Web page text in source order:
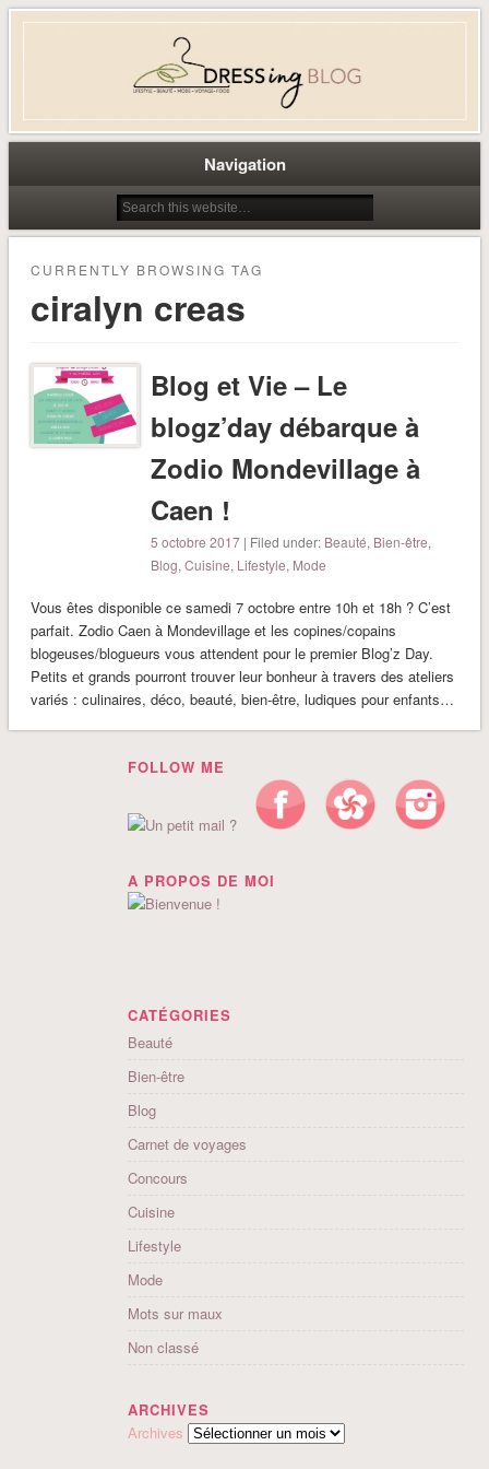
Dress-ing – Blog lifestyle beauté
mode à Caen
Navigation
CURRENTLY BROWSING TAG
ciralyn creas
Blog et Vie – Le
blogz’day débarque à
Zodio Mondevillage à
Caen !
5 octobre 2017 | Filed under: Beauté, Bien-être,
Blog,Cuisine, Lifestyle, Mode
Vous êtes disponible ce samedi 7 octobre entre 10h et 18h ? C’est
parfait. Zodio Caen à Mondevillage et les copines/copains
blogeuses/blogueurs vous attendent pour le premier Blog’z Day.
Petits et grands pourront trouver leur bonheur à travers des ateliers
variés : culinaires, déco, beauté, bien-être, ludiques pour enfants…
FOLLOW ME
A PROPOS DE MOI
CATÉGORIES
Beauté
Bien-être
Blog
Carnet de voyages
Concours
Cuisine
Lifestyle
Mode
Mots sur maux
Non classé
ARCHIVES
Archives